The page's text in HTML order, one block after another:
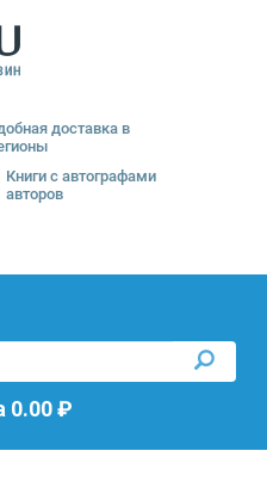
доставка в
Книги с автографами
авторов
0.00₽